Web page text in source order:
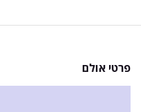
פרטי אולם